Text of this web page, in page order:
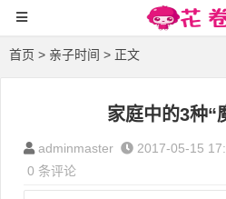
首页 > 亲子时间 > 正文
家庭中的3种“
adminmaster 2017-05-15
0 条评论